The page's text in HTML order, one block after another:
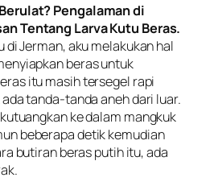
Pengalaman di
Tentang Larva Kutu Beras.
di Jerman, aku melakukan hal
beras untuk
itu masih tersegel rapi
tanda-tanda aneh dari luar.
ke dalam mangkuk
beberapa detik kemudian
butiran beras putih itu, ada